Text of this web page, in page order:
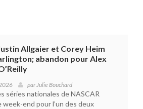
Allgaier et Corey Heim
abandon pour Alex
parJulie Bouchard
séries nationales de NASCAR
end pour l’un des deux